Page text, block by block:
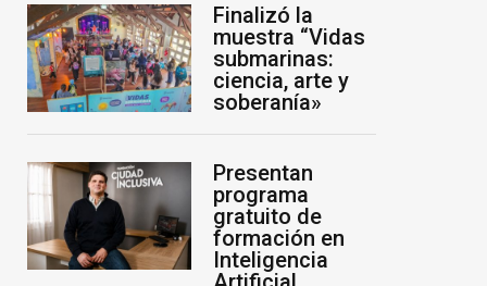
Finalizó la
muestra “Vidas
submarinas:
ciencia, arte y
soberanía»
Presentan
programa
gratuito de
formación en
Inteligencia